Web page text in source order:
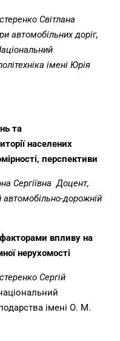
Світлана
автомобільних доріг,
імені Юрія
та
населених
перспективи
СергіївнаДоцент,
автомобільно-дорожній
впливу на
нерухомості
Сергій
імені О. М.